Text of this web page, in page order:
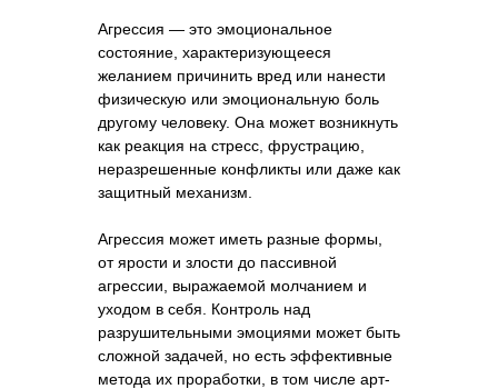
Агрессия — это эмоциональное
состояние, характеризующееся
желанием причинить вред или нанести
физическую или эмоциональную боль
другому человеку. Она может возникнуть
как реакция на стресс, фрустрацию,
неразрешенные конфликты или даже как
защитный механизм.
Агрессия может иметь разные формы,
от ярости и злости до пассивной
агрессии, выражаемой молчанием и
уходом в себя. Контроль над
разрушительными эмоциями может быть
сложной задачей, но есть эффективные
метода их проработки, в том числе арт-